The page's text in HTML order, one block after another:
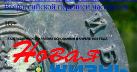
по
записям
Всероссийской переписи населения
16+